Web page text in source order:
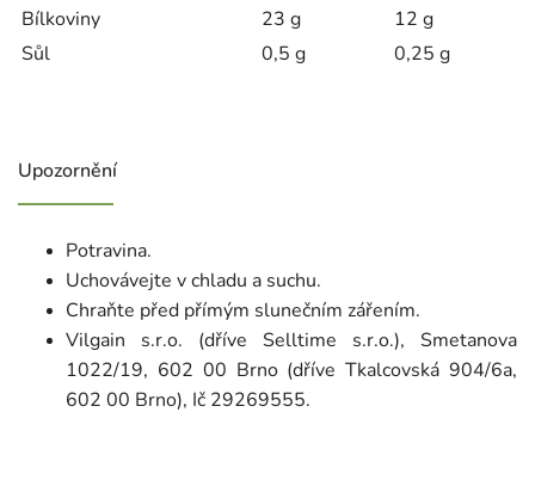
Bílkoviny
23 g
12 g
Sůl
0,5 g 0,25 g
Upozornění
Potravina.
Uchovávejte v chladu a suchu.
Chraňte před přímým slunečním zářením.
Vilgain s.r.o. (dříve Selltime s.r.o.), Smetanova
1022/19, 602 00 Brno (dříve Tkalcovská 904/6a,
602 00 Brno), Ič 29269555.